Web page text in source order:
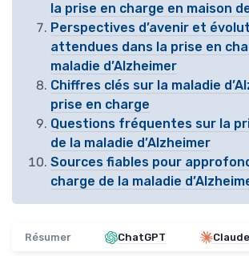
la prise en charge en maison
Perspectives d’avenir et
attendues dans la prise en
maladie d’Alzheimer
Chiffres clés sur la maladie
prise en charge
Questions fréquentes sur la
de la maladie d’Alzheimer
Sources fiables pour
charge de la maladie
Résumer ChatGPT Claude